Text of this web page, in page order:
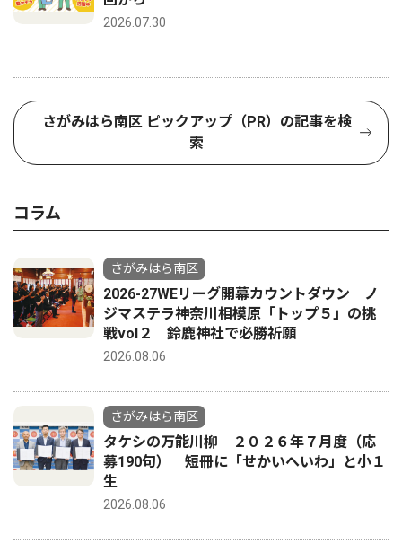
2026.07.30
さがみはら南区 ピックアップ（PR）の記事を検
索
コラム
さがみはら南区
2026-27WEリーグ開幕カウントダウン ノ
ジマステラ神奈川相模原「トップ５」の挑
戦vol２ 鈴鹿神社で必勝祈願
2026.08.06
さがみはら南区
タケシの万能川柳 ２０２６年７月度（応
募190句） 短冊に「せかいへいわ」と小１
生
2026.08.06